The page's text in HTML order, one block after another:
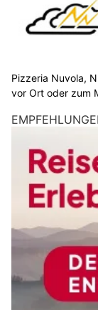
Pizzeria Nuvola,
vor Ort oder zum